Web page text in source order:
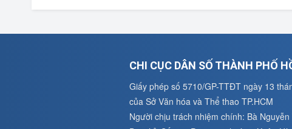
CHI CỤC DÂN SỐ THÀNH PHỐ
Giấy phép số 5710/GP-TTĐT ngày 13
của Sở Văn hóa và Thể thao TP.HCM
Người chịu trách nhiệm chính: Bà